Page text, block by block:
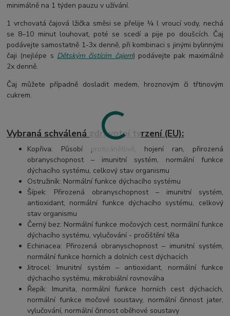
minimálně na 1 týden pauzu v užívání.
1 vrchovatá čajová lžička směsi se přelije ¼ l vroucí vody, nechá
se 8–10 minut louhovat, poté se scedí a pije po doušcích. Čaj
podávejte samostatně 1-3x denně, při kombinaci s jinými bylinnými
čaji (nejlépe s Dětským čistícím čajem) podávejte pak maximálně
2x denně.
Čaj můžete případně dosladit medem, hroznovým či třtinovým
cukrem.
Vybraná schválená zdravotní tvrzení (EU):
Kopřiva: Působí protizánětlivě, hojení ran, přirozená
obranyschopnost – imunitní systém, normální funkce
dýchacího systému, celkový stav organismu
Ostružiník: Normální funkce dýchacího systému
Šípek: Přirozená obranyschopnost – imunitní systém,
antioxidant, normální funkce dýchacího systému, celkový
stav organismu
Černý bez: Normální funkce močových cest, normální funkce
dýchacího systému, vylučování - pročištění těla
Echinacea: Přirozená obranyschopnost – imunitní systém,
normální funkce horních a dolních cest dýchacích
Jitrocel: Imunitní systém – antioxidant, normální funkce
dýchacího systému, mikrobiální rovnováha
Řepík: Imunita, normální funkce horních cest dýchacích,
normální funkce močové soustavy, normální činnost jater,
vylučování, normální činnost oběhové soustavy